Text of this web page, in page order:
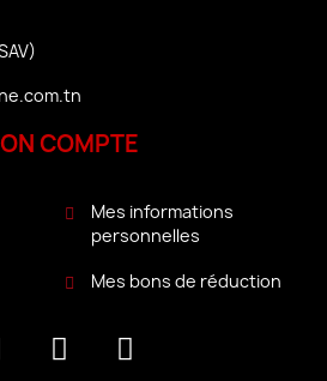
COMPTE
Mes informations
personnelles
Mes bons de réduction